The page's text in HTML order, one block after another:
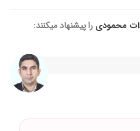
محمودی را پیشنهاد میکنند: